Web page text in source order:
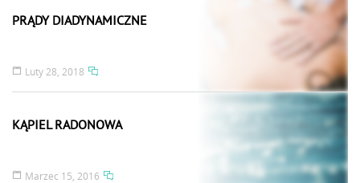
PRĄDY DIADYNAMICZNE
Luty 28, 2018
KĄPIEL RADONOWA
Marzec 15, 2016